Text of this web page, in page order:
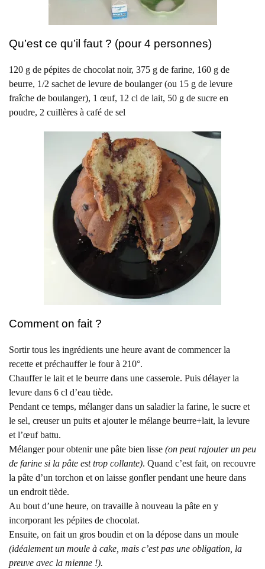
Qu’est ce qu’il faut ? (pour 4 personnes)
120 g de pépites de chocolat noir, 375 g de farine, 160 g de
beurre, 1/2 sachet de levure de boulanger (ou 15 g de levure
fraîche de boulanger), 1 œuf, 12 cl de lait, 50 g de sucre en
poudre, 2 cuillères à café de sel
Comment on fait ?
Sortir tous les ingrédients une heure avant de commencer la
recette et préchauffer le four à 210°.
Chauffer le lait et le beurre dans une casserole. Puis délayer la
levure dans 6 cl d’eau tiède.
Pendant ce temps, mélanger dans un saladier la farine, le sucre et
le sel, creuser un puits et ajouter le mélange beurre+lait, la levure
et l’œuf battu.
Mélanger pour obtenir une pâte bien lisse (on peut rajouter un peu
de farine si la pâte est trop collante). Quand c’est fait, on recouvre
la pâte d’un torchon et on laisse gonfler pendant une heure dans
un endroit tiède.
Au bout d’une heure, on travaille à nouveau la pâte en y
incorporant les pépites de chocolat.
Ensuite, on fait un gros boudin et on la dépose dans un moule
(idéalement un moule à cake, mais c’est pas une obligation, la
preuve avec la mienne !).